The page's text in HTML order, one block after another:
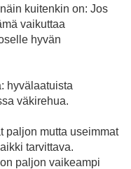
kuitenkin on: Jos
vaikuttaa
hyvän
hyvälaatuista
väkirehua.
paljon mutta useimmat
tarvittava.
paljon vaikeampi